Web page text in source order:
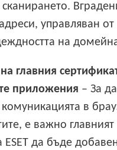
управляван от
на
главния
приложения – За
комуникацията в
е важно главният
ESET да бъде